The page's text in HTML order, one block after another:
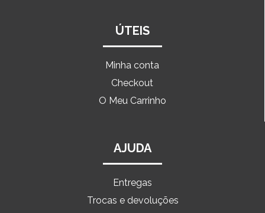
ÚTEIS
Minha conta
Checkout
O Meu Carrinho
AJUDA
Entregas
Trocas e devoluções